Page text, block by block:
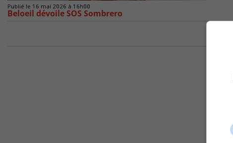
Publié le 16 mai 2026 à 16h00
Beloeil dévoile SOS Sombrero